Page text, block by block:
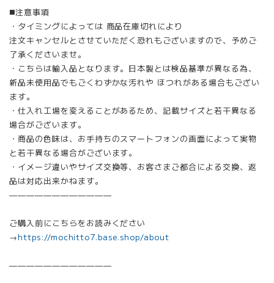
◼️注意事項
・タイミングによっては 商品在庫切れにより
注文キャンセルとさせていただく恐れもございますので、予めご
了承くださいませ。
・こちらは輸入品となります。日本製とは検品基準が異なる為、
新品未使用品でもごくわずかな汚れや ほつれがある場合もござい
ます。
・仕入れ工場を変えることがあるため、記載サイズと若干異なる
場合がございます。
・商品の色味は、お手持ちのスマートフォンの画面によって実物
と若干異なる場合がございます。
・イメージ違いやサイズ交換等、お客さまご都合による交換、返
品は対応出来かねます。
————————————
ご購入前にこちらをお読みください
→https://mochitto7.base.shop/about
————————————